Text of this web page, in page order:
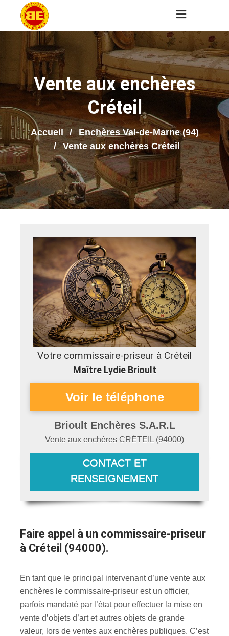
Vente aux enchères
Créteil
Accueil
Enchères Val-de-Marne (94)
Vente aux enchères Créteil
Votre commissaire-priseur à Créteil
Maître Lydie Brioult
Brioult Enchères S.A.R.L
Vente aux enchères CRÉTEIL (94000)
CONTACT ET
RENSEIGNEMENT
Faire appel à un commissaire-priseur
à Créteil (94000).
En tant que le principal intervenant d’une vente aux
enchères le commissaire-priseur est un officier,
parfois mandaté par l’état pour effectuer la mise en
vente d’objets d’art et autres objets de grande
valeur, lors de ventes aux enchères publiques. C’est